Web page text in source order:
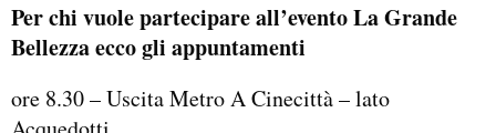
Per chi vuole partecipare all’evento La Grande
Bellezza ecco gli appuntamenti
ore 8.30 – Uscita Metro A Cinecittà – lato